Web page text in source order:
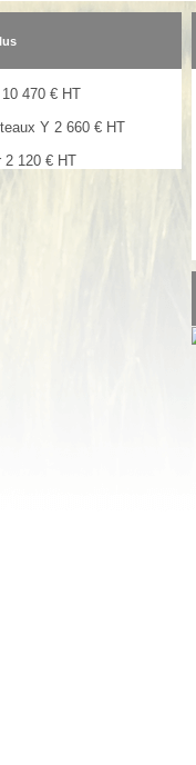
10 470 € HT
Y 2 660 € HT
2 120 € HT